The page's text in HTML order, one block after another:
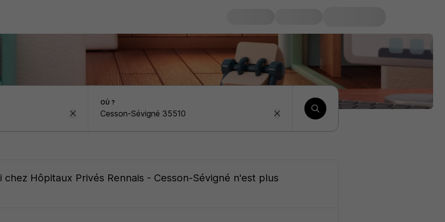
OÙ ?
chez Hôpitaux Privés Rennais - Cesson-Sévigné n'est plus